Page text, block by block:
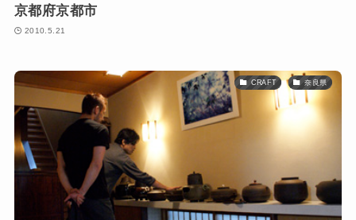
京都府京都市
2010.5.21
CRAFT 奈良県